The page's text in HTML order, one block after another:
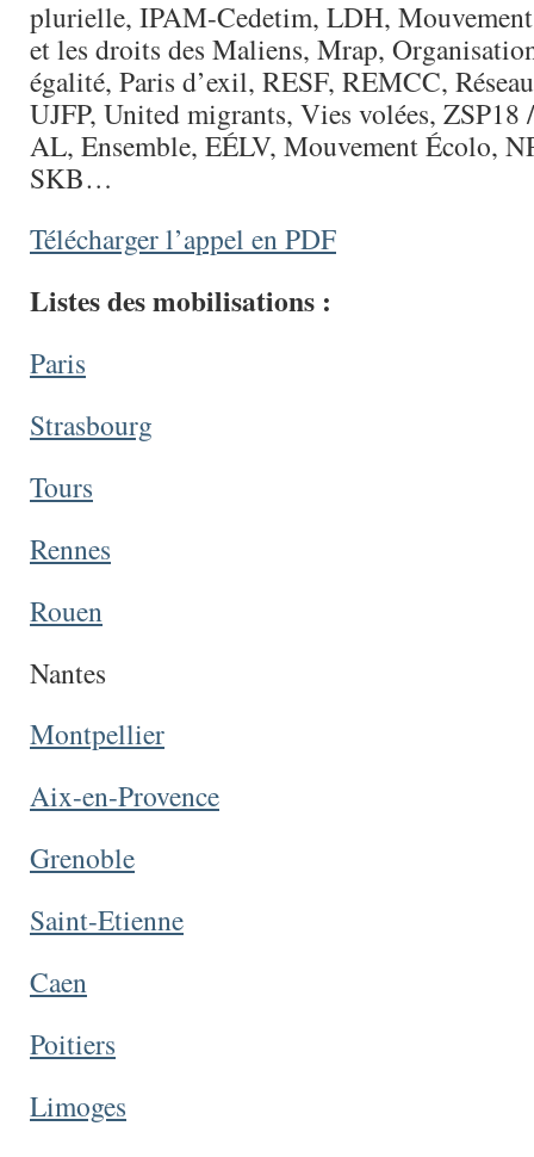
plurielle, IPAM-Cedetim, LDH,
et les droits des Maliens, Mrap,
égalité, Paris d’exil, RESF, REMCC,
UJFP, United migrants, Vies volées, ZSP18
AL, Ensemble, EÉLV, Mouvement Écolo,
SKB…
Télécharger l’appel en PDF
Listes des mobilisations :
Paris
Strasbourg
Tours
Rennes
Rouen
Nantes
Montpellier
Aix-en-Provence
Grenoble
Saint-Etienne
Caen
Poitiers
Limoges